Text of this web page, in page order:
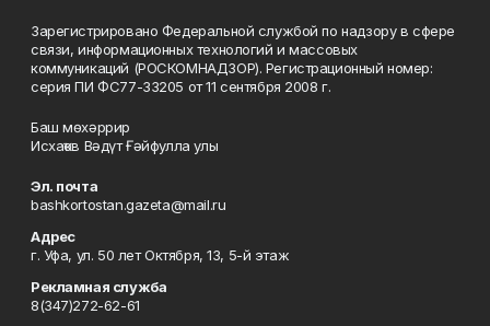
Зарегистрировано Федеральной службой по надзору в сфере
связи, информационных технологий и массовых
коммуникаций (РОСКОМНАДЗОР). Регистрационный номер:
серия ПИ ФС77-33205 от 11 сентября 2008 г.
Баш мөхәррир
Исхаҡов Вәдүт Ғәйфулла улы
Эл. почта
bashkortostan.gazeta@mail.ru
Адрес
г. Уфа, ул. 50 лет Октября, 13, 5-й этаж
Рекламная служба
8(347)272-62-61